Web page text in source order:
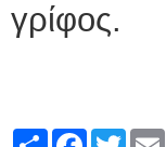
γρίφος.
ShareFacebook